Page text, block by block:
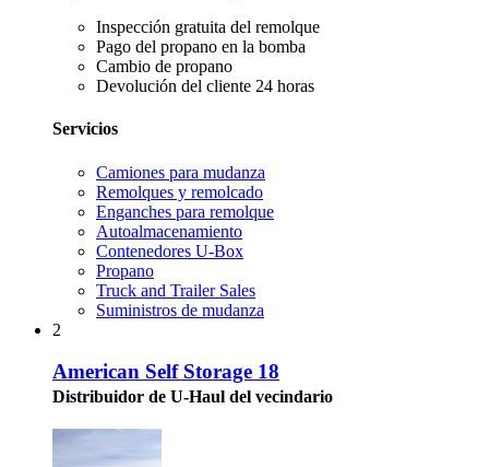
Inspección gratuita del remolque
Pago del propano en la bomba
Cambio de propano
Devolución del cliente 24 horas
Servicios
Camiones para mudanza
Remolques y remolcado
Enganches para remolque
Autoalmacenamiento
Contenedores U-Box
Propano
Truck and Trailer Sales
Suministros de mudanza
2
American Self Storage 18
Distribuidor de U-Haul del vecindario